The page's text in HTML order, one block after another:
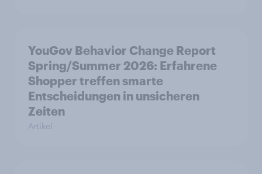
YouGov Behavior Change Report
Spring/Summer 2026: Erfahrene
Shopper treffen smarte
Entscheidungen in unsicheren
Zeiten
Artikel